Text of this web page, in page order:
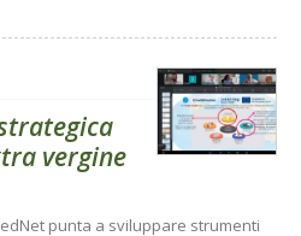
vergine
punta a sviluppare strumenti